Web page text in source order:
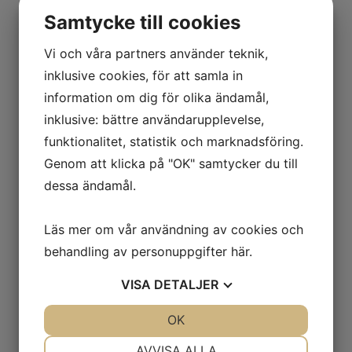
persiljaPris per portion 169:-
Välj utförande
Fläskfilé/Pastrami/Kycklinginnerfilé
chili med potatissallad
Bufféfat som består av Fläskfilé, Pastrami
samt Chilimarinerad kycklinginnerfilé ,
potatissallad, frukt/grönsaker: ananas,
Samtycke till cookies
Vi och våra partners använder teknik,
inklusive cookies, för att samla in
information om dig för olika ändamål,
inklusive: bättre användarupplevelse,
funktionalitet, statistik och marknadsföring.
Genom att klicka på "OK" samtycker du till
dessa ändamål.
Läs mer om vår användning av cookies och
behandling av personuppgifter här.
VISA DETALJER
OK